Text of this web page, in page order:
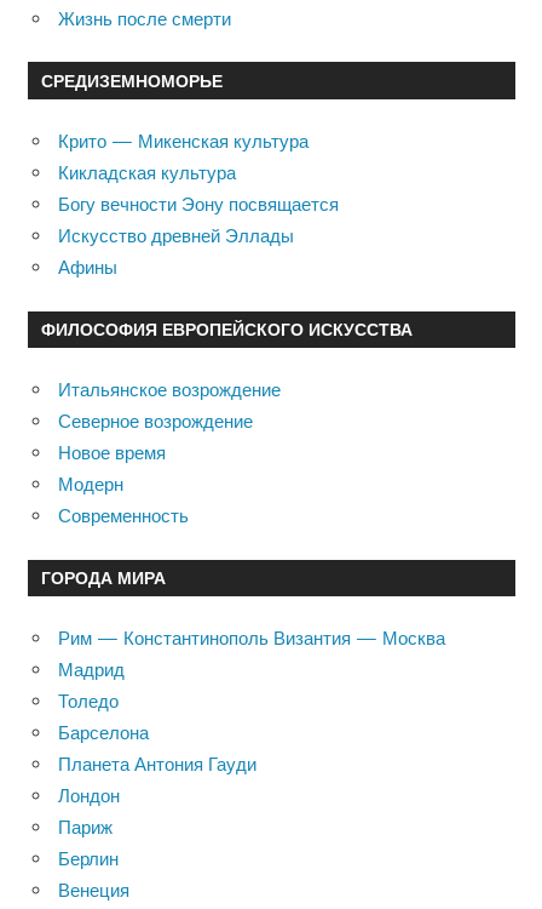
Жизнь после смерти
СРЕДИЗЕМНОМОРЬЕ
Крито — Микенская культура
Кикладская культура
Богу вечности Эону посвящается
Искусство древней Эллады
Афины
ФИЛОСОФИЯ ЕВРОПЕЙСКОГО ИСКУССТВА
Итальянское возрождение
Северное возрождение
Новое время
Модерн
Современность
ГОРОДА МИРА
Рим — Константинополь Византия — Москва
Мадрид
Толедо
Барселона
Планета Антония Гауди
Лондон
Париж
Берлин
Венеция